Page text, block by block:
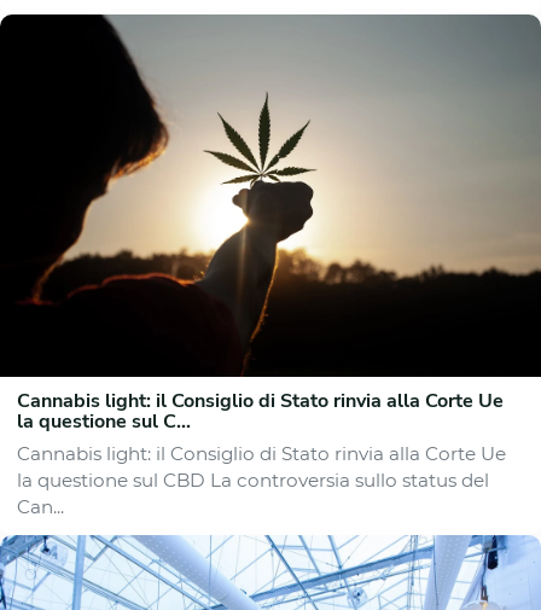
Cannabis light: il Consiglio di Stato rinvia alla Corte Ue
la questione sul C...
Cannabis light: il Consiglio di Stato rinvia alla Corte Ue
la questione sul CBD La controversia sullo status del
Can...